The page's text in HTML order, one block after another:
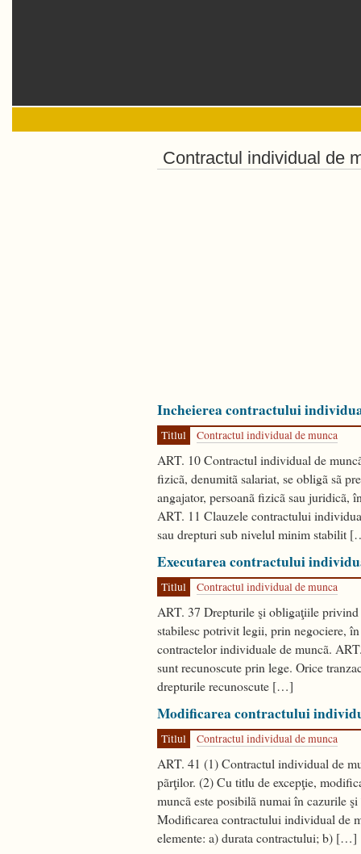
Contractul individual de
Incheierea contractului
Titlul Contractul individual de munca
ART. 10 Contractul individual de
fizicã, denumitã salariat, se obligã sã
angajator, persoanã fizicã sau juridicã,
ART. 11 Clauzele contractului
sau drepturi sub nivelul minim stabilit
Executarea contractului
Titlul Contractul individual de munca
ART. 37 Drepturile şi obligaţiile privind
stabilesc potrivit legii, prin negociere,
contractelor individuale de muncã.
sunt recunoscute prin lege. Orice
drepturile recunoscute […]
Modificarea contractului
Titlul Contractul individual de munca
ART. 41 (1) Contractul individual de
pãrţilor. (2) Cu titlu de excepţie,
muncã este posibilã numai în cazurile
Modificarea contractului individual de
elemente: a) durata contractului; b) […]